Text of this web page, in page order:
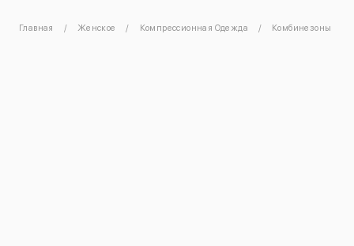
Главная Женское Компрессионная Одежда Комбинезоны